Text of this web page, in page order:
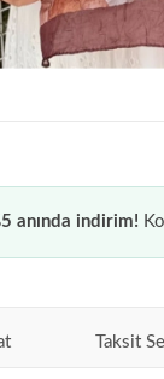
anında indirim!
Taksit